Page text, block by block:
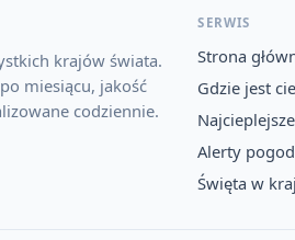
krajów świata.
miesiącu, jakość
codziennie.
SERWIS
Strona
Gdzie jest
Alerty
Święta w